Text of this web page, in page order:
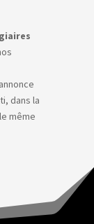
dans la
même